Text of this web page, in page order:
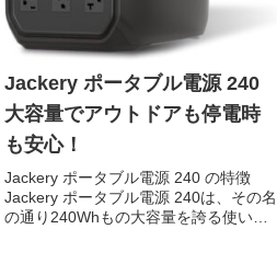
Jackery ポータブル電源 240
大容量でアウトドアも停電時
も安心！
Jackery ポータブル電源 240 の特徴
Jackery ポータブル電源 240は、その名
の通り240Whもの大容量を誇る使い勝